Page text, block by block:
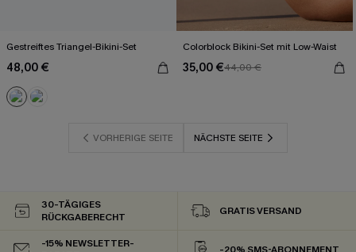
Gestreiftes Triangel-Bikini-Set
48,00 €
Colorblock Bikini-Set mit Low-Waist
35,00 €44,00 €
VORHERIGE SEITE NÄCHSTE SEITE
30-TÄGIGES
RÜCKGABERECHT
GRATIS VERSAND
-15% NEWSLETTER-